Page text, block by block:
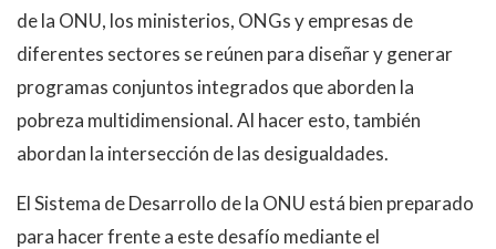
de la ONU, los ministerios, ONGs y empresas de
diferentes sectores se reúnen para diseñar y generar
programas conjuntos integrados que aborden la
pobreza multidimensional. Al hacer esto, también
abordan la intersección de las desigualdades.
El Sistema de Desarrollo de la ONU está bien preparado
para hacer frente a este desafío mediante el